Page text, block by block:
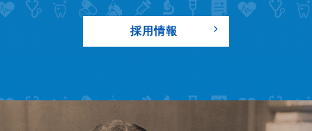
川崎医療短期大学 医療介護福祉学科 公開セミナー
「なつやすみ！来て見て体験 ワクワク 介護のすご技
体験」（8/17） [ニュースリリース]
2027年度 レジデント（後期研修）募集要項［附属病
院］を掲載しました
採用情報